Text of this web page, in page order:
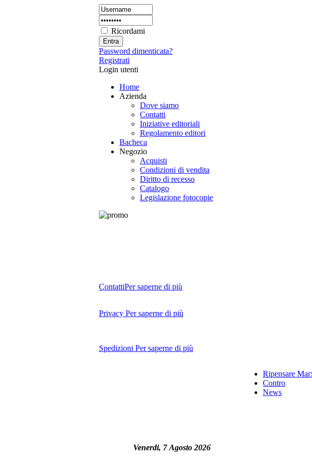
Ricordami
Password dimenticata?
Registrati
Login utenti
Home
Azienda
Dove siamo
Contatti
Iniziative editoriali
Regolamento editori
Bacheca
Negozio
Acquisti
Condizioni di vendita
Diritto di recesso
Catalogo
Legislazione fotocopie
ContattiPer saperne di più
Privacy Per saperne di più
Spedizioni Per saperne di più
Venerdi, 7 Agosto 2026
Ripensare
Contro
News